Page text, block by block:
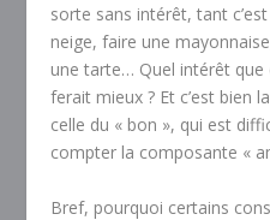
sorte sans intérêt, tant
neige, faire une
une tarte… Quel intérêt que
ferait mieux ? Et c’est bien
celle du « bon », qui est
compter la composante «
Bref, pourquoi certains